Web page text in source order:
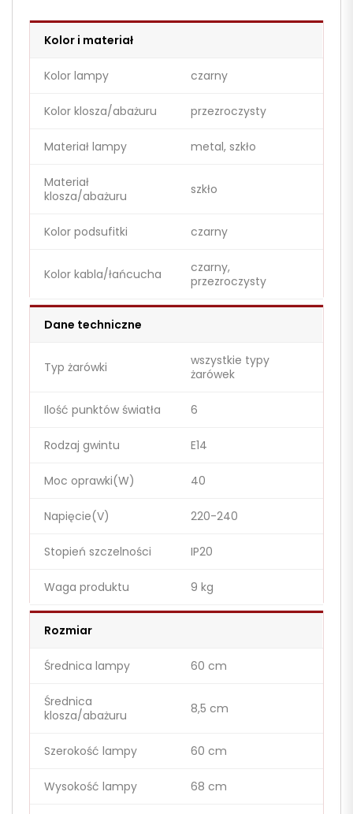
Kolor i materiał
Kolor lampy czarny
Kolor klosza/abażuru przezroczysty
Materiał lampy metal, szkło
Materiał
klosza/abażuru
szkło
Kolor podsufitki czarny
Kolor kabla/łańcucha
czarny,
przezroczysty
Dane techniczne
Typ żarówki
wszystkie typy
żarówek
Ilość punktów światła 6
Rodzaj gwintu E14
Moc oprawki(W) 40
Napięcie(V) 220-240
Stopień szczelności IP20
Waga produktu 9 kg
Rozmiar
Średnica lampy 60 cm
Średnica
klosza/abażuru
8,5 cm
Szerokość lampy 60 cm
Wysokość lampy 68 cm